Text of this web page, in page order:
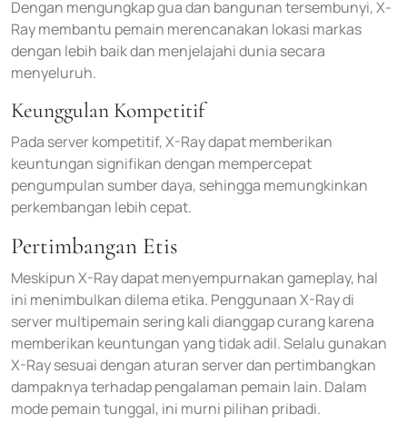
Dengan mengungkap gua dan bangunan tersembunyi, X-
Ray membantu pemain merencanakan lokasi markas
dengan lebih baik dan menjelajahi dunia secara
menyeluruh.
Keunggulan Kompetitif
Pada server kompetitif, X-Ray dapat memberikan
keuntungan signifikan dengan mempercepat
pengumpulan sumber daya, sehingga memungkinkan
perkembangan lebih cepat.
Pertimbangan Etis
Meskipun X-Ray dapat menyempurnakan gameplay, hal
ini menimbulkan dilema etika. Penggunaan X-Ray di
server multipemain sering kali dianggap curang karena
memberikan keuntungan yang tidak adil. Selalu gunakan
X-Ray sesuai dengan aturan server dan pertimbangkan
dampaknya terhadap pengalaman pemain lain. Dalam
mode pemain tunggal, ini murni pilihan pribadi.